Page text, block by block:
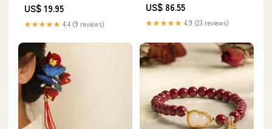
Green Hymn Modellwahl:Galaxy
Tab S8
US$ 19.95
★★★★★ 4.4 (9 reviews)
CRF250RLA 17-21 AIXAM Drive
Belt
US$ 86.55
★★★★★ 4.9 (23 reviews)